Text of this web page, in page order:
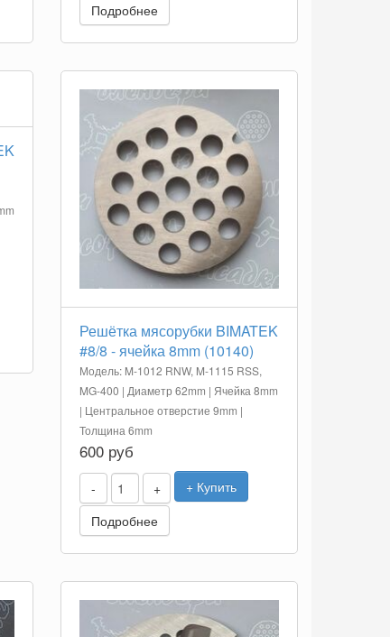
Подробнее
Решётка мясорубки BIMATEK
#8/8 - ячейка 8mm (10140)
Модель: M-1012 RNW, M-1115 RSS,
MG-400 | Диаметр 62mm | Ячейка 8mm
| Центральное отверстие 9mm |
Толщина 6mm
600 руб
- +
+ Купить
Подробнее